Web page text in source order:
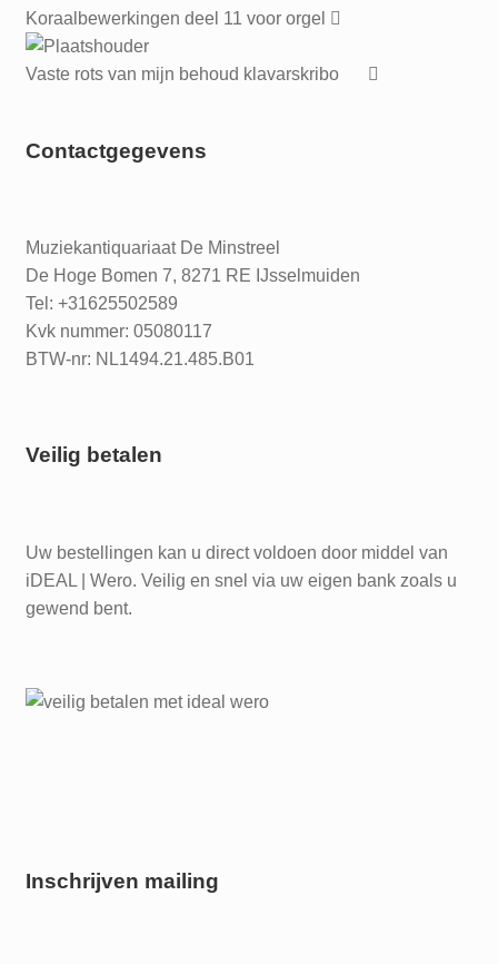
Koraalbewerkingen deel 11 voor orgel
Vaste rots van mijn behoud klavarskribo
Contactgegevens
Muziekantiquariaat De Minstreel
De Hoge Bomen 7, 8271 RE IJsselmuiden
Tel: +31625502589
Kvk nummer: 05080117
BTW-nr: NL1494.21.485.B01
Veilig betalen
Uw bestellingen kan u direct voldoen door middel van
iDEAL | Wero. Veilig en snel via uw eigen bank zoals u
gewend bent.
Inschrijven mailing